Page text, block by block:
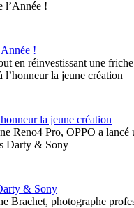
!
en réinvestissant une
la jeune création
Reno4 Pro, OPPO a
& Sony
Brachet, photographe